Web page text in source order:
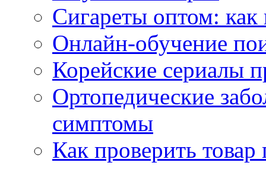
Сигареты оптом:
Онлайн-обучение
Корейские сериалы
Ортопедические
симптомы
Как проверить товар